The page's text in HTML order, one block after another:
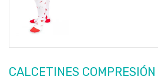
CALCETINES